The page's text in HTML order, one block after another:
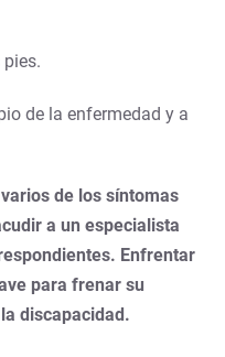
de la enfermedad y a
de los síntomas
a un especialista
Enfrentar
para frenar su
discapacidad.